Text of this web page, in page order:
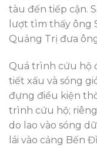
tàu đến tiếp cận.
lượt tìm thấy ông
Quảng Trị đưa
Quá trình cứu hộ
tiết xấu và sóng
đựng điều kiện
trình cứu hộ;
do lao vào sóng
lái vào cảng Bến